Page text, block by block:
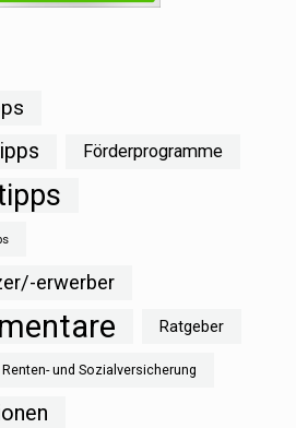
Förderprogramme
erwerber
Ratgeber
Renten- und Sozialversicherung